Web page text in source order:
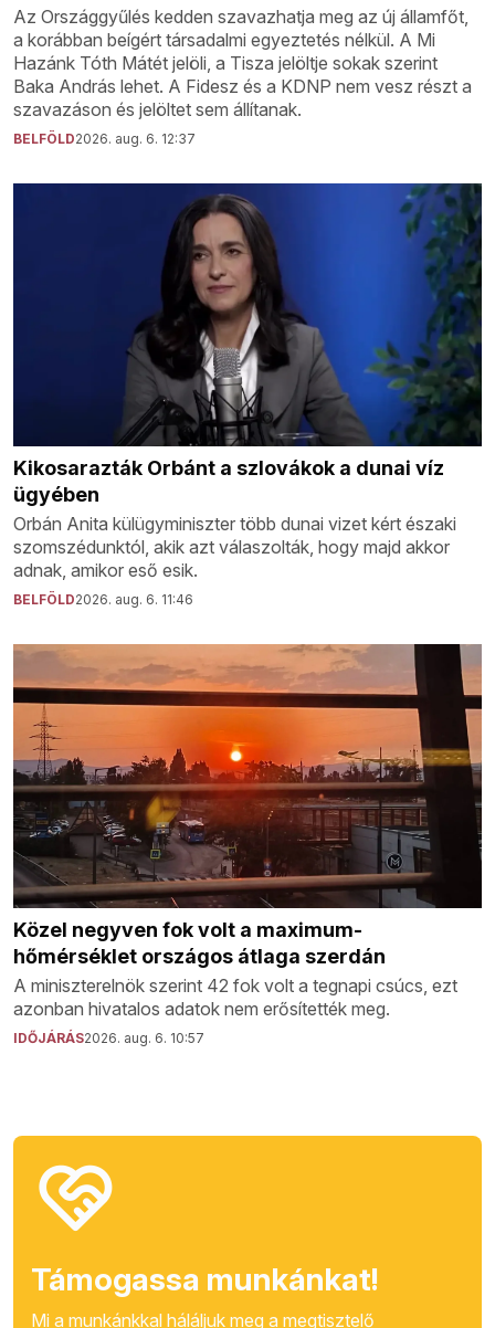
Az Országgyűlés kedden szavazhatja meg az új államfőt,
a korábban beígért társadalmi egyeztetés nélkül. A Mi
Hazánk Tóth Mátét jelöli, a Tisza jelöltje sokak szerint
Baka András lehet. A Fidesz és a KDNP nem vesz részt a
szavazáson és jelöltet sem állítanak.
BELFÖLD2026. aug. 6. 12:37
Kikosarazták Orbánt a szlovákok a dunai víz
ügyében
Orbán Anita külügyminiszter több dunai vizet kért északi
szomszédunktól, akik azt válaszolták, hogy majd akkor
adnak, amikor eső esik.
BELFÖLD2026. aug. 6. 11:46
Közel negyven fok volt a maximum-
hőmérséklet országos átlaga szerdán
A miniszterelnök szerint 42 fok volt a tegnapi csúcs, ezt
azonban hivatalos adatok nem erősítették meg.
IDŐJÁRÁS2026. aug. 6. 10:57
Támogassa munkánkat!
Mi a munkánkkal háláljuk meg a megtisztelő